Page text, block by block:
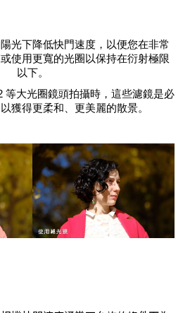
光下降低快門速度，以便您在非常
使用更寬的光圈以保持在衍射極限
以下。
等大光圈鏡頭拍攝時，這些濾鏡是必
獲得更柔和、更美麗的散景。